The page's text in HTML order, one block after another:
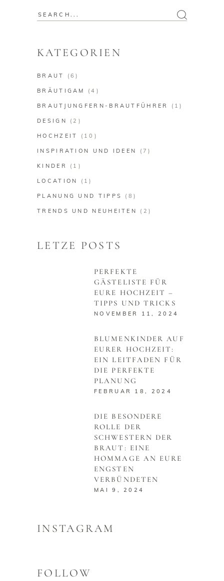
Search
KATEGORIEN
BRAUT (6)
BRÄUTIGAM (4)
BRAUTJUNGFERN-BRAUTFÜHRER (1)
DESIGN (2)
HOCHZEIT (10)
INSPIRATION UND IDEEN (7)
KINDER (1)
LOCATION (1)
PLANUNG UND TIPPS (8)
TRENDS UND NEUHEITEN (2)
LETZE POSTS
PERFEKTE
GÄSTELISTE FÜR
EURE HOCHZEIT –
TIPPS UND TRICKS
NOVEMBER 11, 2024
BLUMENKINDER AUF
EURER HOCHZEIT:
EIN LEITFADEN FÜR
DIE PERFEKTE
PLANUNG
FEBRUAR 18, 2024
DIE BESONDERE
ROLLE DER
SCHWESTERN DER
BRAUT: EINE
HOMMAGE AN EURE
ENGSTEN
VERBÜNDETEN
MAI 9, 2024
INSTAGRAM
FOLLOW